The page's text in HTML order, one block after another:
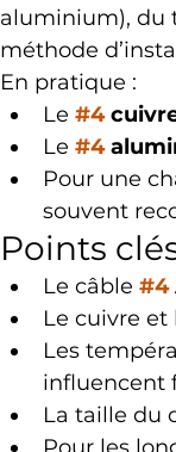
aluminium), du
méthode
En pratique :
Le #4
Le #4
Pour une
souvent
Points
Le câble #4
Le cuivre
Les
influencent
La taille du
Pour les